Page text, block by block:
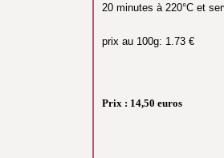
20 minutes à 220°C et
prix au 100g: 1.73 €
Prix : 14,50 euros